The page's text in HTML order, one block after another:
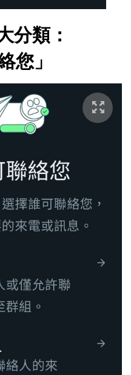
分類：
您」